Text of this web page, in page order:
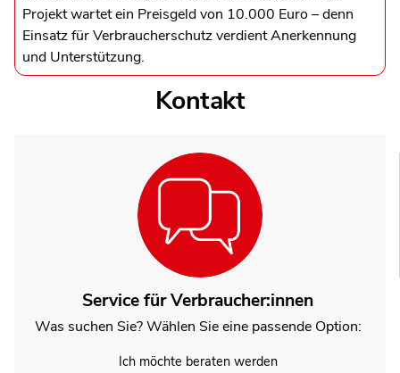
Projekt wartet ein Preisgeld von 10.000 Euro – denn
Einsatz für Verbraucherschutz verdient Anerkennung
und Unterstützung.
Kontakt
Service für Verbraucher:innen
Was suchen Sie? Wählen Sie eine passende Option:
Ich möchte beraten werden